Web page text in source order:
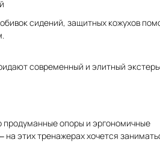
сидений, защитных кожухов
современный и элитный
опоры и эргономичные
этих тренажерах хочется